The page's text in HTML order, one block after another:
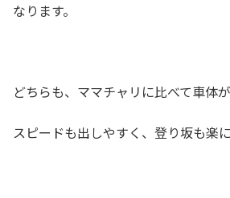
なります。
どちらも、ママチャリに比べて車体が
スピードも出しやすく、登り坂も楽に